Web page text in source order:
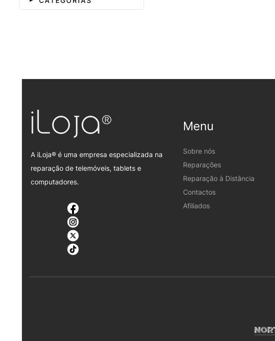
A iLoja® é uma empresa especializada na
reparação de telemóveis, tablets e
computadores.
Menu
Sobre nós
Reparações
Reparação à Distância
Contactos
Afiliados